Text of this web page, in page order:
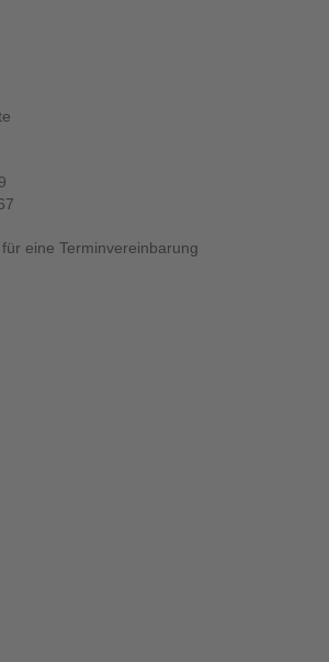
eine Terminvereinbarung